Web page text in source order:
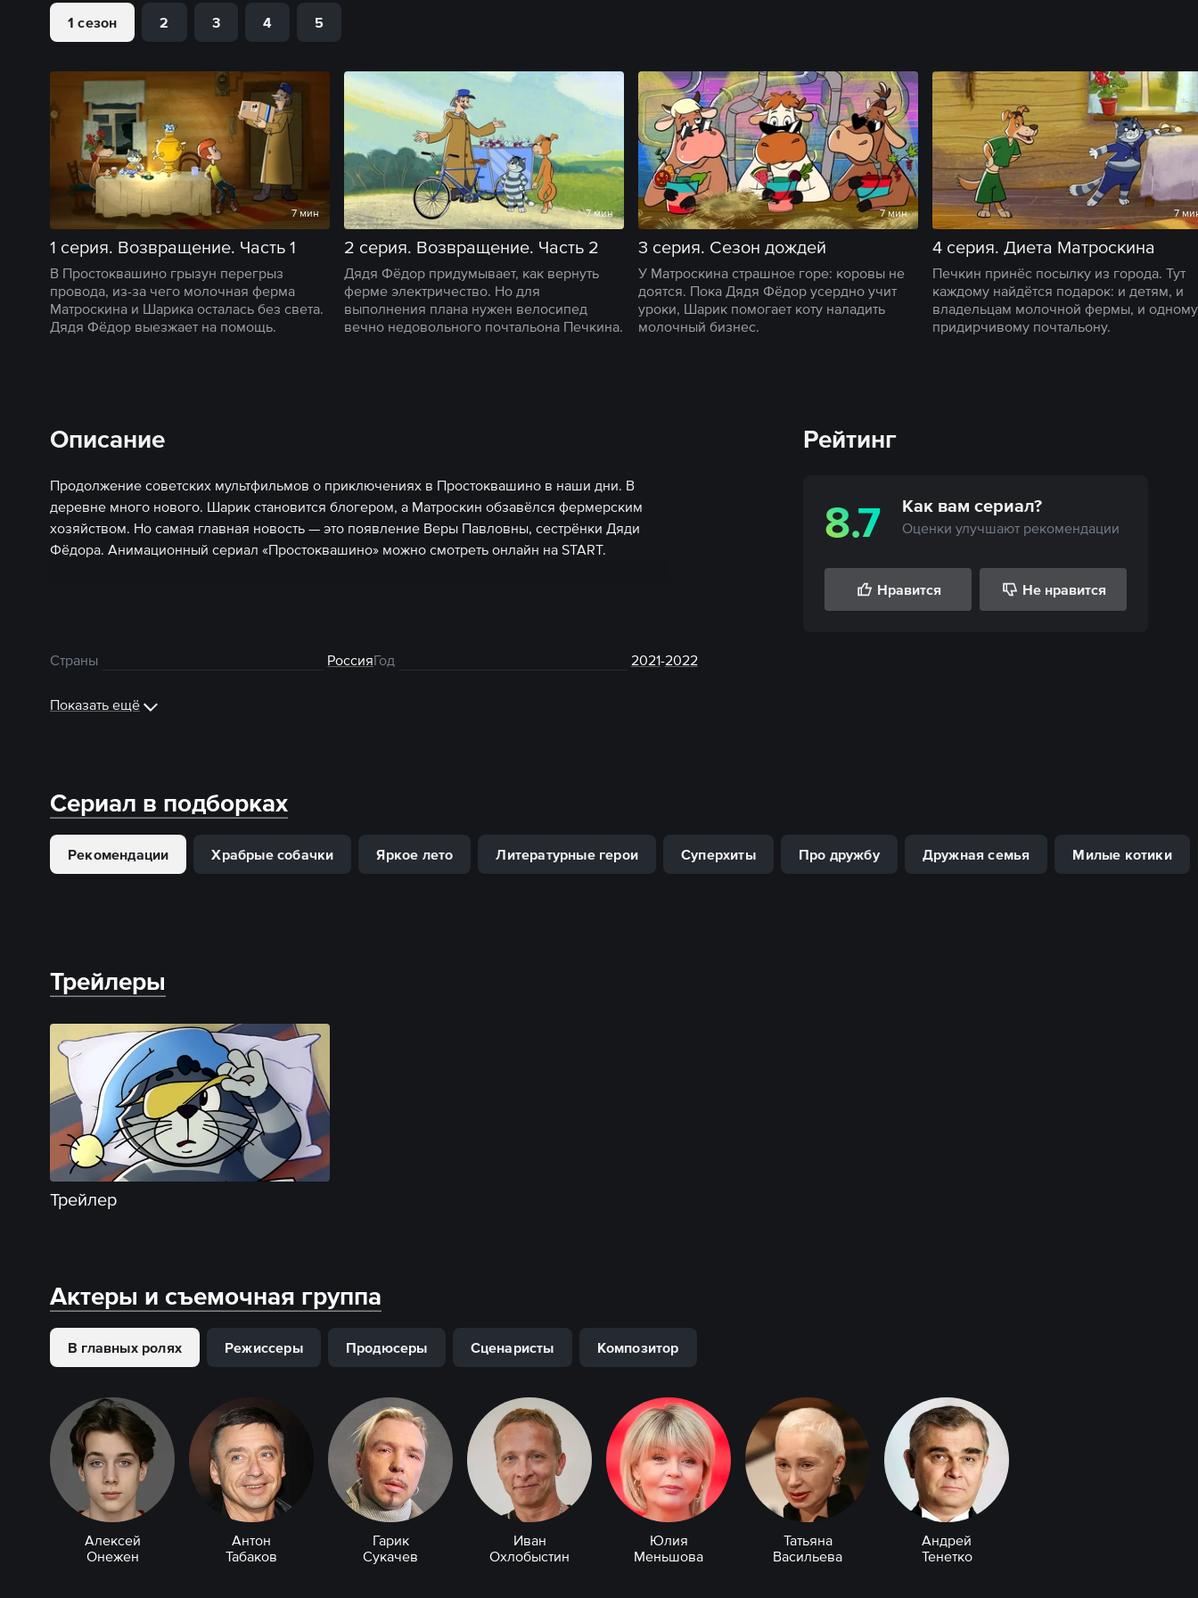
1 сезон 2 3 4 5
7 мин
1 серия. Возвращение. Часть 1
В Простоквашино грызун перегрыз
провода, из-за чего молочная ферма
Матроскина и Шарика осталась без света.
Дядя Фёдор выезжает на помощь.
7 мин
2 серия. Возвращение. Часть 2
Дядя Фёдор придумывает, как вернуть
ферме электричество. Но для
выполнения плана нужен велосипед
вечно недовольного почтальона Печкина.
7 мин
3 серия. Сезон дождей
У Матроскина страшное горе: коровы не
доятся. Пока Дядя Фёдор усердно учит
уроки, Шарик помогает коту наладить
молочный бизнес.
7
4 серия. Диета Матроскина
Печкин принёс посылку из города. Тут
каждому найдётся подарок: и детям, и
владельцам молочной фермы, и одному
придирчивому почтальону.
Описание
Продолжение советских мультфильмов о приключениях в Простоквашино в наши дни. В
деревне много нового. Шарик становится блогером, а Матроскин обзавёлся фермерским
хозяйством. Но самая главная новость — это появление Веры Павловны, сестрёнки Дяди
Фёдора. Анимационный сериал «Простоквашино» можно смотреть онлайн на START.
Страны РоссияГод 2021-2022
Показать ещё
Рейтинг
8.7 Как вам сериал?
Оценки улучшают рекомендации
Нравится Не нравится
Сериал в подборках
Рекомендации Храбрые собачки Яркое лето Литературные герои Суперхиты Про дружбу Дружная семья Милые котики
Трейлеры
Трейлер
Актеры и съемочная группа
В главных ролях Режиссеры Продюсеры Сценаристы Композитор
Алексей
Онежен
Антон
Табаков
Гарик
Сукачев
Иван
Охлобыстин
Юлия
Меньшова
Татьяна
Васильева
Андрей
Тенетко